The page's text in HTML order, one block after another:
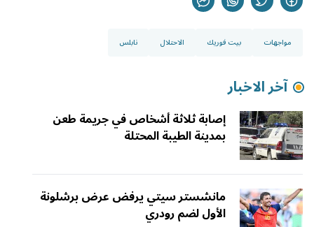
مواجهات بيت فوريك الاحتلال نابلس
آخر الاخبار
إصابة ثلاثة أشخاص في جريمة طعن
بمدينة الطيبة المحتلة
مانشستر سيتي يرفض عرض برشلونة
الأول لضم رودري